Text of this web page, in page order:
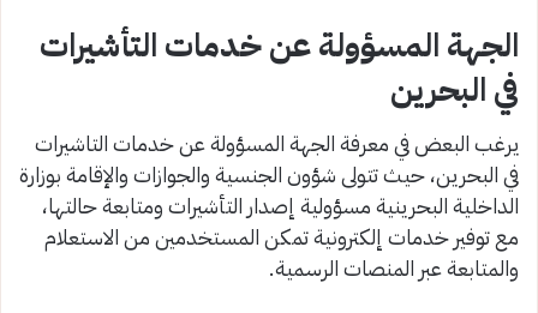
الجهة المسؤولة عن خدمات التأشيرات
في البحرين
يرغب البعض في معرفة الجهة المسؤولة عن خدمات التاشيرات
في البحرين، حيث تتولى شؤون الجنسية والجوازات والإقامة بوزارة
الداخلية البحرينية مسؤولية إصدار التأشيرات ومتابعة حالتها،
مع توفير خدمات إلكترونية تمكن المستخدمين من الاستعلام
والمتابعة عبر المنصات الرسمية.